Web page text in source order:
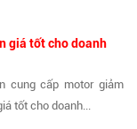
giá tốt cho doanh
cung cấp motor giảm
tốt cho doanh...